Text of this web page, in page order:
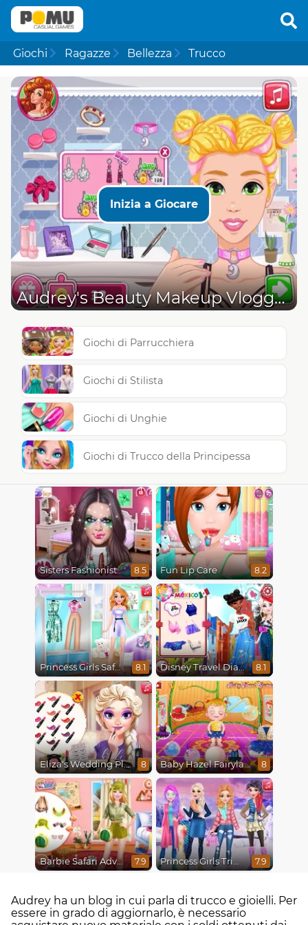
Giochi Ragazze Bellezza Trucco
Inizia a Giocare
Audrey's Beauty Makeup Vlogger Story
Giochi di Parrucchiera
Giochi di Stilista
Giochi di Unghie
Giochi di Trucco della Principessa
Sisters Fashionista Makeup 8.5 Fun Lip Care 8.2
Princess Girls Safari Trip 8.1 Disney Travel Diaries: City Break 8.1
Eliza's Wedding Planner 8 Baby Hazel Fairyland Ballet 8
Barbie Safari Adventure 7.9 Princess Girls Trip To Aspen 7.9
Audrey ha un blog in cui parla di trucco e gioielli. Per
essere in grado di aggiornarlo, è necessario